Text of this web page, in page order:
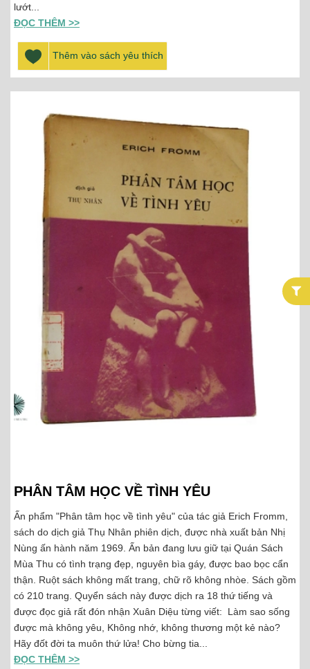
lướt...
ĐỌC THÊM >>
Thêm vào sách yêu thích
PHÂN TÂM HỌC VỀ TÌNH YÊU
Ấn phẩm "Phân tâm học về tình yêu" của tác giả Erich Fromm,
sách do dịch giả Thụ Nhân phiên dịch, được nhà xuất bản Nhị
Nùng ấn hành năm 1969. Ấn bản đang lưu giữ tại Quán Sách
Mùa Thu có tình trạng đẹp, nguyên bìa gáy, được bao bọc cẩn
thận. Ruột sách không mất trang, chữ rõ không nhòe. Sách gồm
có 210 trang. Quyển sách này được dịch ra 18 thứ tiếng và
được đọc giả rất đón nhận Xuân Diệu từng viết: Làm sao sống
được mà không yêu, Không nhớ, không thương một kẻ nào?
Hãy đốt đời ta muôn thứ lửa! Cho bừng tia...
ĐỌC THÊM >>